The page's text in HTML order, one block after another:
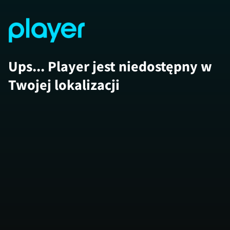
Ups... Player jest niedostępny w
Twojej lokalizacji